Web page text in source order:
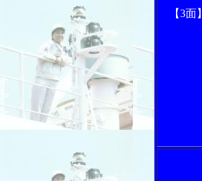
【3面】